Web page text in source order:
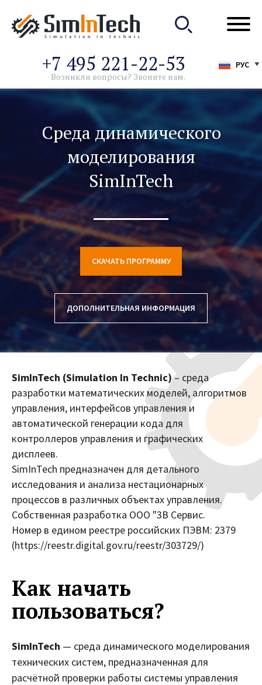
РУС
+7 495 221-22-53
Возникли вопросы? Звоните нам.
Среда динамического
моделирования
SimInTech
СКАЧАТЬ ПРОГРАММУ
ДОПОЛНИТЕЛЬНАЯ ИНФОРМАЦИЯ
SimInTech (Simulation In Technic)– среда
разработки математических моделей, алгоритмов
управления, интерфейсов управления и
автоматической генерации кода для
контроллеров управления и графических
дисплеев.
SimInTech предназначен для детального
исследования и анализа нестационарных
процессов в различных объектах управления.
Собственная разработка ООО "3В Сервис.
Номер в едином реестре российских ПЭВМ: 2379
(https://reestr.digital.gov.ru/reestr/303729/)
Как начать
пользоваться?
SimInTech — среда динамического моделирования
технических систем, предназначенная для
расчётной проверки работы системы управления